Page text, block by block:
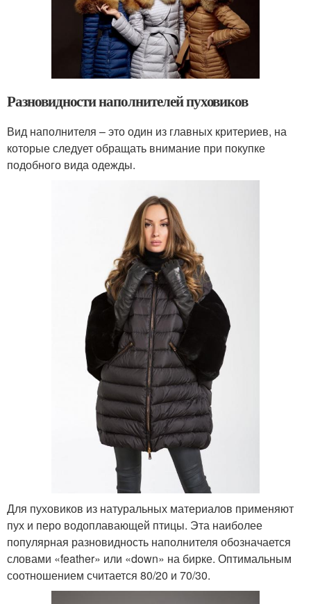
Разновидности наполнителей пуховиков
Вид наполнителя – это один из главных критериев, на
которые следует обращать внимание при покупке
подобного вида одежды.
Для пуховиков из натуральных материалов применяют
пух и перо водоплавающей птицы. Эта наиболее
популярная разновидность наполнителя обозначается
словами «feather» или «down» на бирке. Оптимальным
соотношением считается 80/20 и 70/30.